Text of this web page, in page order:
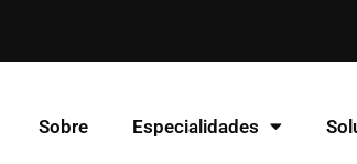
Sobre Especialidades